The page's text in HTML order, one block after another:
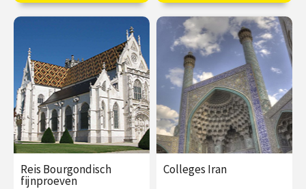
vanaf 06
okt
/ Op locatie of online
naar verborgen verhalen.
€ 19,50
vanaf 05
/ Op locatie of online
Reis Bourgondisch
fijnproeven
Colleges Iran